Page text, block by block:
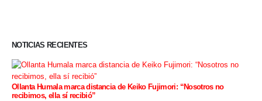
NOTICIAS RECIENTES
Ollanta Humala marca distancia de Keiko Fujimori: “Nosotros no
recibimos, ella sí recibió”